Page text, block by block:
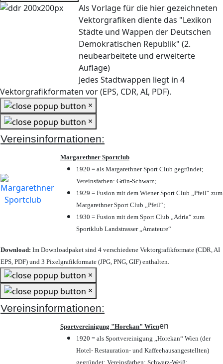
Als Vorlage für die hier gezeichneten
Vektorgrafiken diente das "Lexikon
Städte und Wappen der Deutschen
Demokratischen Republik" (2.
neubearbeitete und erweiterte
Auflage)
Jedes Stadtwappen liegt in 4
Vektorgrafikformaten vor (EPS, CDR, AI, PDF).
×
×
Vereinsinformationen:
Margarethner Sportclub
1920 = als Margarethner Sport Club gegründet;
Vereinsfarben: Grün-Schwarz;
1929 = Fusion mit dem Wiener Sport Club „Pfeil“ zum
Margarethner Sport Club „Pfeil“;
1930 = Fusion mit dem Sport Club „Adria“ zum
Sportklub Landstrasser „Amateure“
Download: Im Downloadpaket sind 4 verschiedene Vektorgrafikformate (CDR, AI
EPS, PDF) und 3 Pixelgrafikformate (JPG, PNG, GIF) enthalten.
×
×
Vereinsinformationen:
Sportvereinigung "Horekan" Wienen
1920 = als Sportvereinigung „Horekan“ Wien (der
Hotel- Restauration- und Kaffeehausangestellten)
gegründet; Vereinsfarben: Schwarz-Weiß;